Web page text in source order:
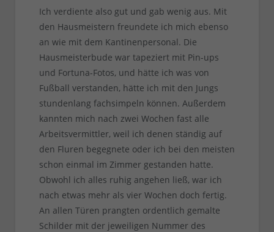
Ich verdiente also gut und gab wenig aus. Mit
den Hausmeistern freundete ich mich ebenso
an wie mit dem Kantinenpersonal. Die
Hausmeisterbude war tapeziert mit Pin-ups
und Fortuna-Fotos, und hätte ich was von
Fußball verstanden, hätte ich mit den Jungs
stundenlang fachsimpeln können. Außerdem
kannten mich nach zwei Wochen fast alle
Arbeitsvermittler, weil ich denen ständig auf
den Fluren begegnete oder ich bei den meisten
schon einmal im Zimmer gestanden hatte.
Obwohl ich alles ruhig angehen ließ, war ich
nach etwas mehr als vier Wochen doch fertig.
An allen Türen prangten ordentlich gemalte
Schilder mit der jeweiligen Nummer des